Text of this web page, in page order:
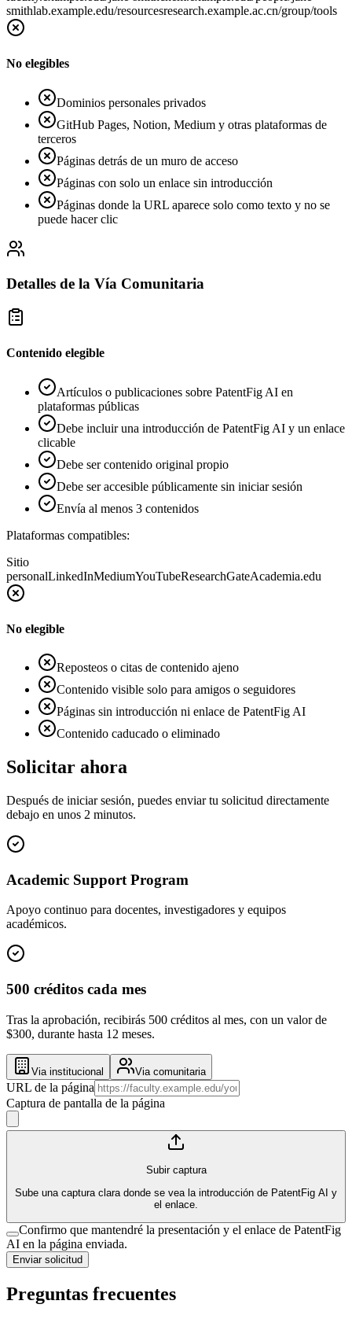
smithlab.example.edu/resourcesresearch.example.ac.cn/group/tools
No elegibles
Dominios personales privados
GitHub Pages, Notion, Medium y otras plataformas de
terceros
Páginas detrás de un muro de acceso
Páginas con solo un enlace sin introducción
Páginas donde la URL aparece solo como texto y no se
puede hacer clic
Detalles de la Vía Comunitaria
Contenido elegible
Artículos o publicaciones sobre PatentFig AI en
plataformas públicas
Debe incluir una introducción de PatentFig AI y un enlace
clicable
Debe ser contenido original propio
Debe ser accesible públicamente sin iniciar sesión
Envía al menos 3 contenidos
Plataformas compatibles:
Sitio
personalLinkedInMediumYouTubeResearchGateAcademia.edu
No elegible
Reposteos o citas de contenido ajeno
Contenido visible solo para amigos o seguidores
Páginas sin introducción ni enlace de PatentFig AI
Contenido caducado o eliminado
Solicitar ahora
Después de iniciar sesión, puedes enviar tu solicitud directamente
debajo en unos 2 minutos.
Academic Support Program
Apoyo continuo para docentes, investigadores y equipos
académicos.
500 créditos cada mes
Tras la aprobación, recibirás 500 créditos al mes, con un valor de
$300, durante hasta 12 meses.
Via institucional Via comunitaria
URL de la página
Captura de pantalla de la página
Subir captura
Sube una captura clara donde se vea la introducción de PatentFig AI y
el enlace.
Confirmo que mantendré la presentación y el enlace de PatentFig
AI en la página enviada.
Enviar solicitud
Preguntas frecuentes